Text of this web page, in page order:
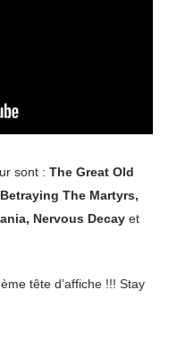
sont : The Great Old
The Martyrs,
Nervous Decay et
tête d’affiche !!! Stay